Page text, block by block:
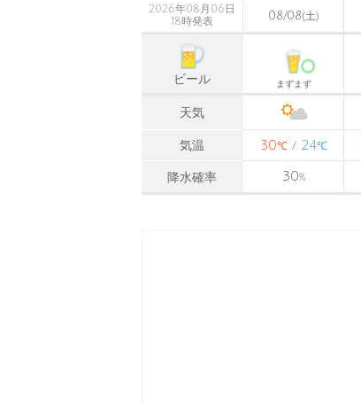
2026年08月06日
18時発表
08/08(土)
ビール まずまず
天気
気温 30℃/ 24℃
降水確率 30%